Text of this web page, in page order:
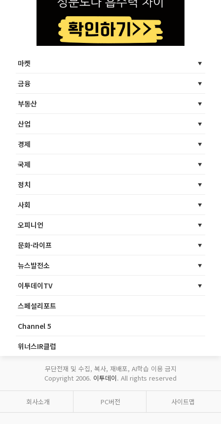
마켓
금융
부동산
산업
경제
국제
정치
사회
오피니언
문화·라이프
뉴스발전소
이투데이TV
스페셜리포트
Channel 5
위너스IR클럽
무단전재 및 수집, 복사, 재배포, AI학습 이용 금지
Copyright 2006. 이투데이. All rights reserved
회사소개 PC버전 사이트맵